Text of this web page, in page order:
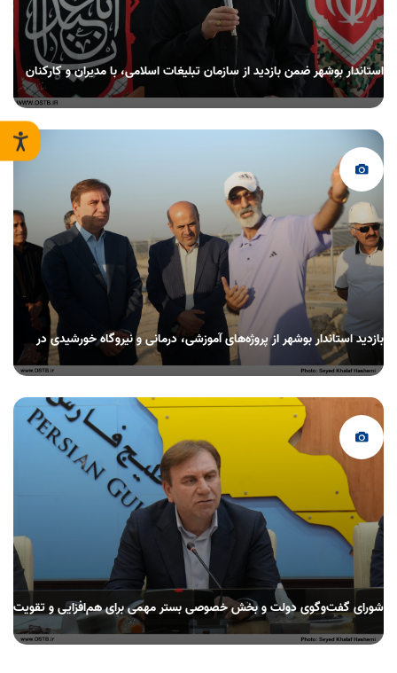
استاندار بوشهر ضمن بازدید از سازمان تبلیغات اسلامی، با مدیران و کارکنان
این مجموعه دیدار و گفت‌وگو کرد
بازدید استاندار بوشهر از پروژه‌های آموزشی، درمانی و نیروگاه خورشیدی در
شهرستان بوشهر
شورای گفت‌وگوی دولت و بخش خصوصی بستر مهمی برای هم‌افزایی و تقویت
اشتغال پایدار است